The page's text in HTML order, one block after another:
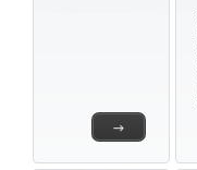
→